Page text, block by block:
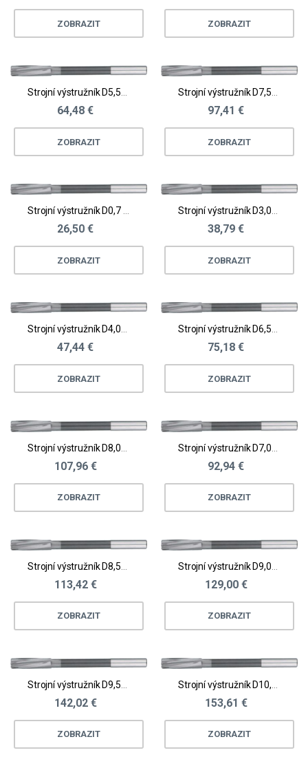
ZOBRAZIT ZOBRAZIT
Strojní výstružník D5,51 - 6,0
64,48 €
ZOBRAZIT
Strojní výstružník D7,51 - 8,0
97,41 €
ZOBRAZIT
Strojní výstružník D0,7 - 1,0
26,50 €
ZOBRAZIT
Strojní výstružník D3,01 - 3,5
38,79 €
ZOBRAZIT
Strojní výstružník D4,01 - 4,5
47,44 €
ZOBRAZIT
Strojní výstružník D6,51 - 7,0
75,18 €
ZOBRAZIT
107,96 €
ZOBRAZIT
92,94 €
ZOBRAZIT
113,42 €
ZOBRAZIT
129,00 €
ZOBRAZIT
142,02 €
ZOBRAZIT
153,61 €
ZOBRAZIT